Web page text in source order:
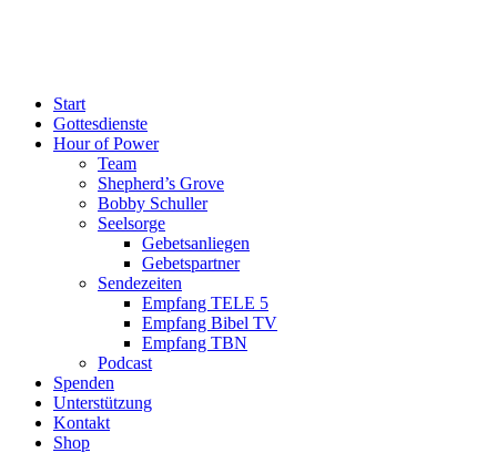
Start
Gottesdienste
Hour of Power
Team
Shepherd’s Grove
Bobby Schuller
Seelsorge
Gebetsanliegen
Gebetspartner
Sendezeiten
Empfang TELE 5
Empfang Bibel TV
Empfang TBN
Podcast
Spenden
Unterstützung
Kontakt
Shop